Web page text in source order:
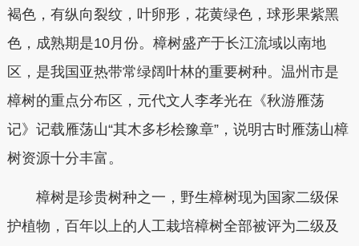
褐色，有纵向裂纹，叶卵形，花黄绿色，球形果紫黑
色，成熟期是10月份。樟树盛产于长江流域以南地
区，是我国亚热带常绿阔叶林的重要树种。温州市是
樟树的重点分布区，元代文人李孝光在《秋游雁荡
记》记载雁荡山“其木多杉桧豫章”，说明古时雁荡山樟
树资源十分丰富。
樟树是珍贵树种之一，野生樟树现为国家二级保
护植物，百年以上的人工栽培樟树全部被评为二级及